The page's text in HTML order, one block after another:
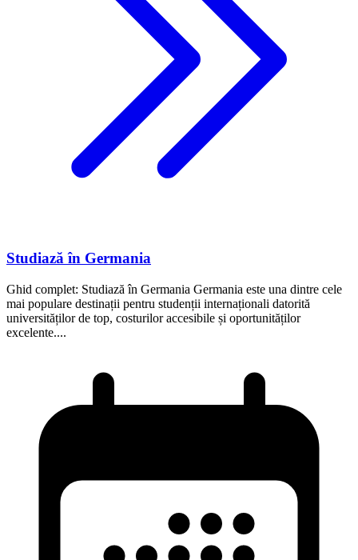
Studiază în Germania
Ghid complet: Studiază în Germania Germania este una dintre cele
mai populare destinații pentru studenții internaționali datorită
universităților de top, costurilor accesibile și oportunităților
excelente....